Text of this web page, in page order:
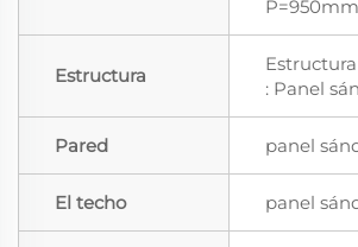
Estructura
: Panel
Pared panel
El techo panel